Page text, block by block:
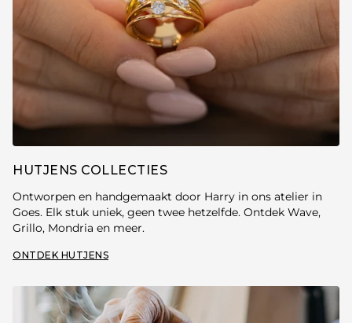
HUTJENS COLLECTIES
Ontworpen en handgemaakt door Harry in ons atelier in
Goes. Elk stuk uniek, geen twee hetzelfde. Ontdek Wave,
Grillo, Mondria en meer.
ONTDEK HUTJENS